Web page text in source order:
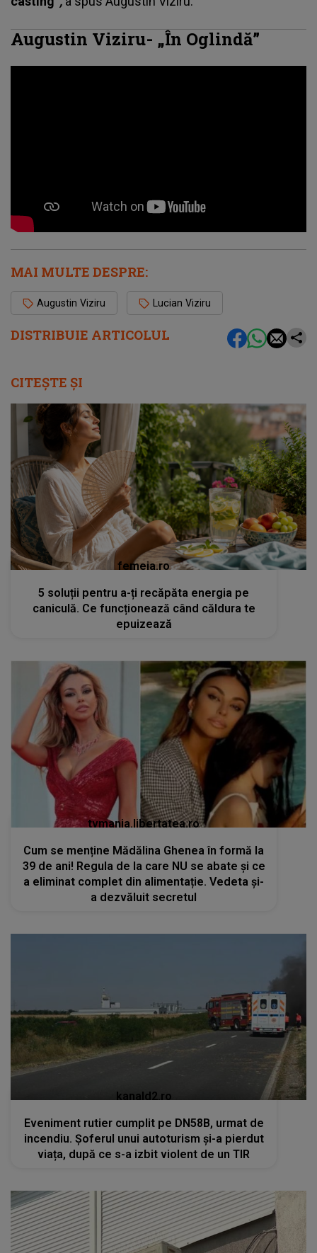
DISTRIBUIE ARTICOLUL
Augustin Viziru- „În Oglindă”
MAI MULTE DESPRE:
Augustin Viziru Lucian Viziru
CITEȘTE ȘI
femeia.ro
5 soluții pentru a-ți recăpăta energia pe
caniculă. Ce funcționează când căldura te
epuizează
tvmania.libertatea.ro
Cum se menține Mădălina Ghenea în formă la
39 de ani! Regula de la care NU se abate și ce
a eliminat complet din alimentație. Vedeta și-
a dezvăluit secretul
kanald2.ro
Eveniment rutier cumplit pe DN58B, urmat de
incendiu. Șoferul unui autoturism și-a pierdut
viața, după ce s-a izbit violent de un TIR